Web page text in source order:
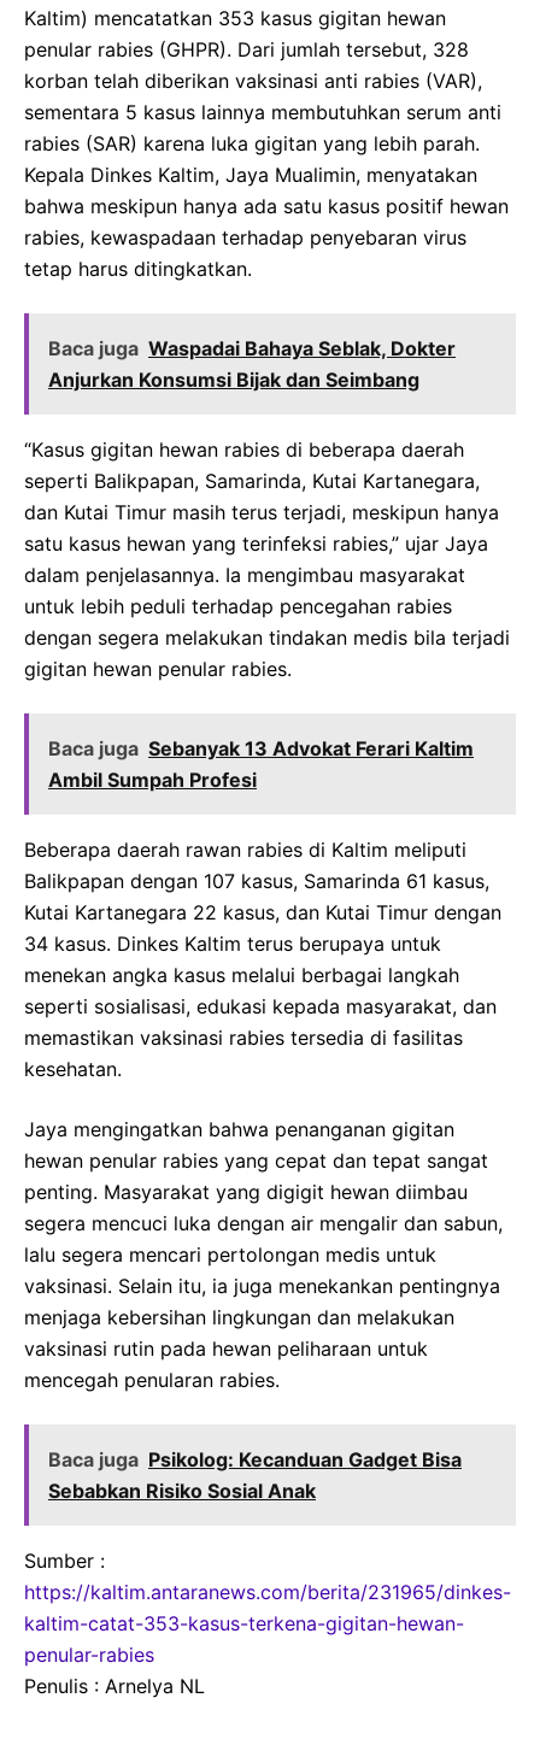
Kaltim) mencatatkan 353 kasus gigitan hewan
penular rabies (GHPR). Dari jumlah tersebut, 328
korban telah diberikan vaksinasi anti rabies (VAR),
sementara 5 kasus lainnya membutuhkan serum anti
rabies (SAR) karena luka gigitan yang lebih parah.
Kepala Dinkes Kaltim, Jaya Mualimin, menyatakan
bahwa meskipun hanya ada satu kasus positif hewan
rabies, kewaspadaan terhadap penyebaran virus
tetap harus ditingkatkan.
Baca juga Waspadai Bahaya Seblak, Dokter
Anjurkan Konsumsi Bijak dan Seimbang
“Kasus gigitan hewan rabies di beberapa daerah
seperti Balikpapan, Samarinda, Kutai Kartanegara,
dan Kutai Timur masih terus terjadi, meskipun hanya
satu kasus hewan yang terinfeksi rabies,” ujar Jaya
dalam penjelasannya. Ia mengimbau masyarakat
untuk lebih peduli terhadap pencegahan rabies
dengan segera melakukan tindakan medis bila terjadi
gigitan hewan penular rabies.
Baca juga Sebanyak 13 Advokat Ferari Kaltim
Ambil Sumpah Profesi
Beberapa daerah rawan rabies di Kaltim meliputi
Balikpapan dengan 107 kasus, Samarinda 61 kasus,
Kutai Kartanegara 22 kasus, dan Kutai Timur dengan
34 kasus. Dinkes Kaltim terus berupaya untuk
menekan angka kasus melalui berbagai langkah
seperti sosialisasi, edukasi kepada masyarakat, dan
memastikan vaksinasi rabies tersedia di fasilitas
kesehatan.
Jaya mengingatkan bahwa penanganan gigitan
hewan penular rabies yang cepat dan tepat sangat
penting. Masyarakat yang digigit hewan diimbau
segera mencuci luka dengan air mengalir dan sabun,
lalu segera mencari pertolongan medis untuk
vaksinasi. Selain itu, ia juga menekankan pentingnya
menjaga kebersihan lingkungan dan melakukan
vaksinasi rutin pada hewan peliharaan untuk
mencegah penularan rabies.
Baca juga Psikolog: Kecanduan Gadget Bisa
Sebabkan Risiko Sosial Anak
Sumber :
https://kaltim.antaranews.com/berita/231965/dinkes-
kaltim-catat-353-kasus-terkena-gigitan-hewan-
penular-rabies
Penulis : Arnelya NL